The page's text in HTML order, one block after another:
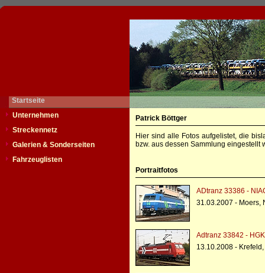
Startseite
Unternehmen
Streckennetz
Galerien & Sonderseiten
Fahrzeuglisten
Patrick Böttger
Hier sind alle Fotos aufgelistet, die
bzw. aus dessen Sammlung eingestellt
Portraitfotos
ADtranz 33386 -
31.03.2007 - Moers,
Adtranz 33842 -
13.10.2008 -